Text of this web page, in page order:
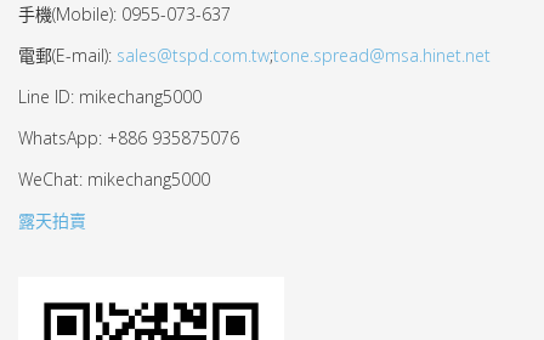
手機(Mobile): 0955-073-637
電郵(E-mail): sales@tspd.com.tw;tone.spread@msa.hinet.net
Line ID: mikechang5000
WhatsApp: +886 935875076
WeChat: mikechang5000
露天拍賣